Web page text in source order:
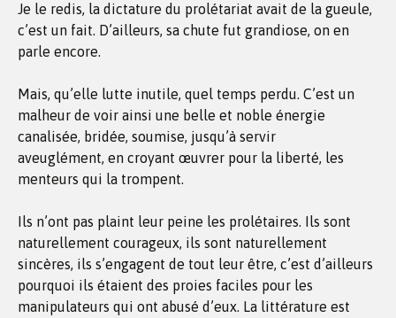
Je le redis, la dictature du prolétariat avait de la gueule,
c’est un fait. D’ailleurs, sa chute fut grandiose, on en
parle encore.
Mais, qu’elle lutte inutile, quel temps perdu. C’est un
malheur de voir ainsi une belle et noble énergie
canalisée, bridée, soumise, jusqu’à servir
aveuglément, en croyant œuvrer pour la liberté, les
menteurs qui la trompent.
Ils n’ont pas plaint leur peine les prolétaires. Ils sont
naturellement courageux, ils sont naturellement
sincères, ils s’engagent de tout leur être, c’est d’ailleurs
pourquoi ils étaient des proies faciles pour les
manipulateurs qui ont abusé d’eux. La littérature est